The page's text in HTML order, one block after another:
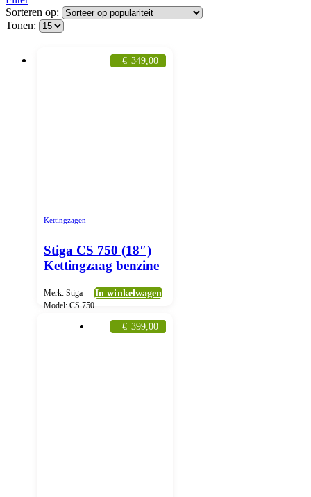
Sorteren op:
Tonen:
€ 349,00
Kettingzagen
Stiga CS 750 (18″)
Kettingzaag benzine
Merk: Stiga
Model: CS 750
In winkelwagen
€ 399,00